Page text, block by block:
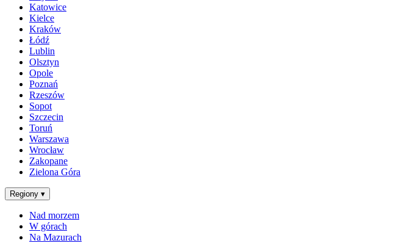
Katowice
Kielce
Kraków
Łódź
Lublin
Olsztyn
Opole
Poznań
Rzeszów
Sopot
Szczecin
Toruń
Warszawa
Wrocław
Zakopane
Zielona Góra
Regiony ▾
Nad morzem
W górach
Na Mazurach